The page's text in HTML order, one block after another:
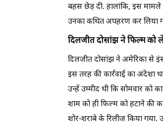
बहस छेड़ दी. हालांकि, इस
उनका कथित अपहरण कर लिया
दिलजीत दोसांझ ने फिल्म को
दिलजीत दोसांझ ने अमेरिका से
इस तरह की कार्रवाई का अंदेशा
उन्हें उम्मीद थी कि सोमवार को
शाम को ही फिल्म को हटाने की
शोर-शराबे के रिलीज किया